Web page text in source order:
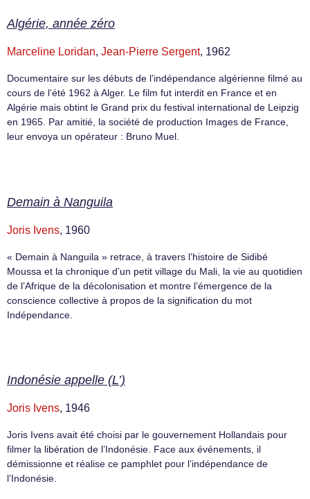
Algérie, année zéro
Marceline Loridan, Jean-Pierre Sergent, 1962
Documentaire sur les débuts de l’indépendance algérienne filmé au
cours de l’été 1962 à Alger. Le film fut interdit en France et en
Algérie mais obtint le Grand prix du festival international de Leipzig
en 1965. Par amitié, la société de production Images de France,
leur envoya un opérateur : Bruno Muel.
Demain à Nanguila
Joris Ivens, 1960
« Demain à Nanguila » retrace, à travers l’histoire de Sidibé
Moussa et la chronique d’un petit village du Mali, la vie au quotidien
de l’Afrique de la décolonisation et montre l’émergence de la
conscience collective à propos de la signification du mot
Indépendance.
Indonésie appelle (L’)
Joris Ivens, 1946
Joris Ivens avait été choisi par le gouvernement Hollandais pour
filmer la libération de l’Indonésie. Face aux événements, il
démissionne et réalise ce pamphlet pour l’indépendance de
l’Indonésie.